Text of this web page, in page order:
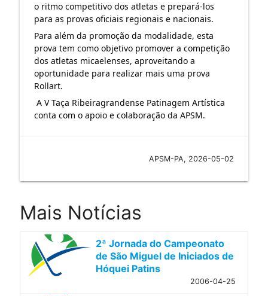
o ritmo competitivo dos atletas e prepará-los
para as provas oficiais regionais e nacionais.
Para além da promoção da modalidade, esta
prova tem como objetivo promover a competição
dos atletas micaelenses, aproveitando a
oportunidade para realizar mais uma prova
Rollart.
conta com o apoio e colaboração da APSM.
APSM-PA, 2026-05-02
Mais Notícias
2ª Jornada do Campeonato
de São Miguel de Iniciados de
Hóquei Patins
2006-04-25